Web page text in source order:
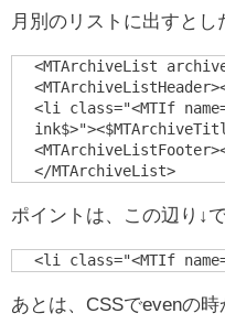
月別のリストに出すとし
<MTArchiveList
<li class="<MTIf
ポイントは、この辺り↓
あとは、CSSでevenの